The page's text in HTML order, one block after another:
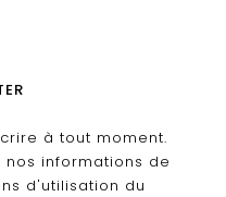
à tout moment.
informations de
d'utilisation du